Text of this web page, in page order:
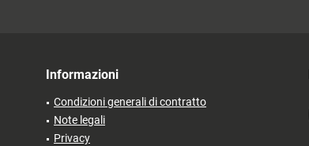
Informazioni
Condizioni generali di contratto
Note legali
Privacy